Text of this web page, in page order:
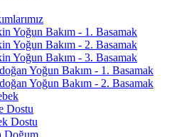
Yoğun Bakım - 1. Basamak
Yoğun Bakım - 2. Basamak
Yoğun Bakım - 3. Basamak
Yoğun Bakım - 1. Basamak
Yoğun Bakım - 2. Basamak
Dostu
Dostu
Doğum